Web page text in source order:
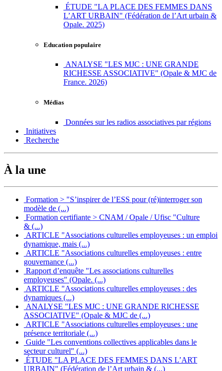
ÉTUDE "LA PLACE DES FEMMES DANS
L’ART URBAIN" (Fédération de l’Art urbain &
Opale. 2025)
Education populaire
ANALYSE "LES MJC : UNE GRANDE
RICHESSE ASSOCIATIVE" (Opale & MJC de
France. 2026)
Médias
Données sur les radios associatives par régions
Initiatives
Recherche
À la une
Formation > "S’inspirer de l’ESS pour (ré)interroger son
modèle de (...)
Formation certifiante > CNAM / Opale / Ufisc "Culture
& (...)
ARTICLE "Associations culturelles employeuses : un emploi
dynamique, mais (...)
ARTICLE "Associations culturelles employeuses : entre
gouvernance (...)
Rapport d’enquête "Les associations culturelles
employeuses" (Opale. (...)
ARTICLE "Associations culturelles employeuses : des
dynamiques (...)
ANALYSE "LES MJC : UNE GRANDE RICHESSE
ASSOCIATIVE" (Opale & MJC de (...)
ARTICLE "Associations culturelles employeuses : une
présence territoriale (...)
Guide "Les conventions collectives applicables dans le
secteur culturel" (...)
ÉTUDE "LA PLACE DES FEMMES DANS L’ART
URBAIN" (Fédération de l’Art urbain & (...)